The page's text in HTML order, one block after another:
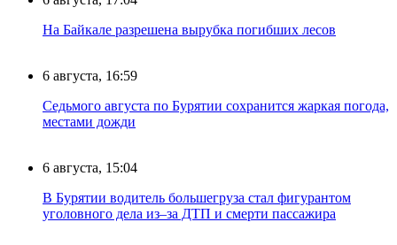
На Байкале разрешена вырубка погибших лесов
6 августа, 16:59
Седьмого августа по Бурятии сохранится жаркая погода,
местами дожди
6 августа, 15:04
В Бурятии водитель большегруза стал фигурантом
уголовного дела из–за ДТП и смерти пассажира